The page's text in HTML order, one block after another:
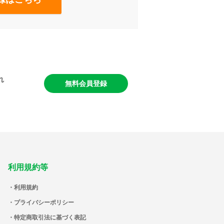
無料会員登録
利用規約等
利用規約
プライバシーポリシー
特定商取引法に基づく表記